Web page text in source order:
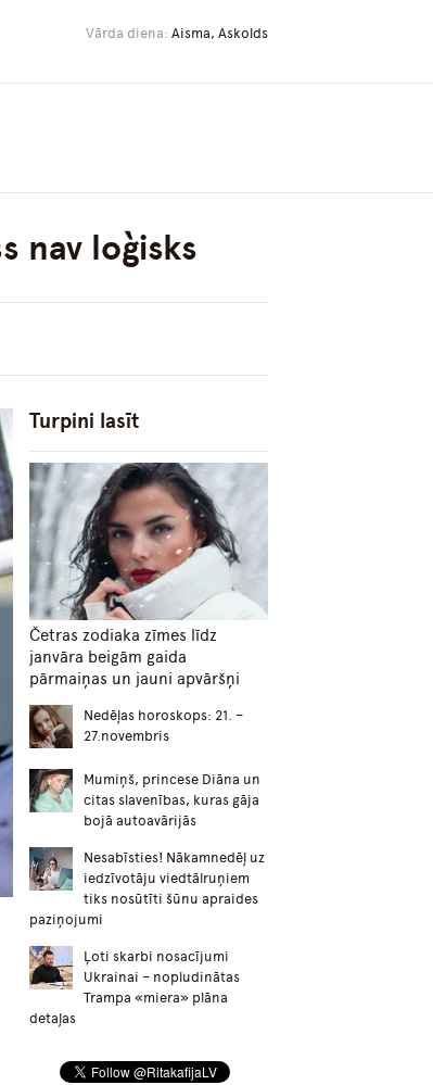
Vārda diena: Aisma, Askolds
nav loģisks
Turpini lasīt
Četras zodiaka zīmes līdz
janvāra beigām gaida
pārmaiņas un jauni apvāršņi
Nedēļas horoskops: 21. –
27.novembris
Mumiņš, princese Diāna un
citas slavenības, kuras gāja
bojā autoavārijās
Nesabīsties! Nākamnedēļ uz
iedzīvotāju viedtālruņiem
tiks nosūtīti šūnu apraides
paziņojumi
Ļoti skarbi nosacījumi
Ukrainai – nopludinātas
Trampa «miera» plāna
detaļas